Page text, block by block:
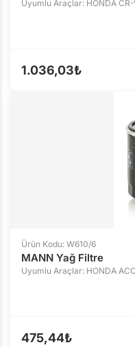
Uyumlu Araçlar: HONDA
1.036,03₺
Ürün Kodu: W610/6
MANN Yağ Filtre
Uyumlu Araçlar: HONDA
475,44₺